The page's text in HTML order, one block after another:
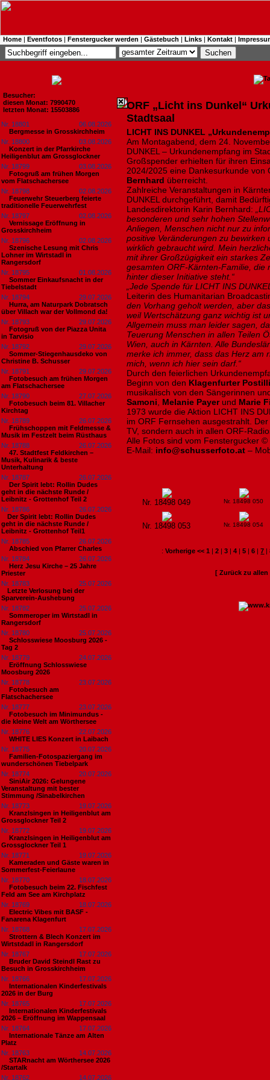
Home | Eventfotos | Fenstergucker werden | Gästebuch | Links | Kontakt |
Besucher:
diesen Monat: 7990470
letzten Monat: 15503886
Nr. 18801
06.08.2026
Bergmesse in Grosskirchheim
Nr. 18800
03.08.2026
Konzert in der Pfarrkirche
Heiligenblut am Grossglockner
Nr. 18799
03.08.2026
Fotogruß am frühen Morgen
vom Flatschachersee
Nr. 18798
02.08.2026
Feuerwehr Steuerberg feierte
traditionelle Feuerwehrfest
Nr. 18797
02.08.2026
Vernissage Eröffnung in
Grosskirchheim
Nr. 18796
02.08.2026
Szenische Lesung mit Chris
Lohner im Wirtstadl in
Rangersdorf
Nr. 18795
01.08.2026
Sommer Einkaufsnacht in der
Tiebelstadt
Nr. 18794
29.07.2026
Hurra, am Naturpark Dobratsch
über Villach war der Vollmond da!
Nr. 18793
29.07.2026
Fotogruß von der Piazza Unita
in Tarvisio
Nr. 18792
29.07.2026
Sommer-Stiegenhausdeko von
Christine B. Schusser
Nr. 18791
29.07.2026
Fotobesuch am frühen Morgen
am Flatschachersee
Nr. 18790
27.07.2026
Fotobesuch beim 81. Villacher
Kirchtag
Nr. 18789
26.07.2026
Frühschoppen mit Feldmesse &
Musik im Festzelt beim Rüsthaus
Nr. 18788
26.07.2026
47. Stadtfest Feldkirchen –
Musik, Kulinarik & beste
Unterhaltung
Nr. 18787
26.07.2026
Der Spirit lebt: Rollin Dudes
geht in die nächste Runde /
Leibnitz - Grottenhof Teil 2
Nr. 18786
26.07.2026
​Der Spirit lebt: Rollin Dudes
geht in die nächste Runde /
Leibnitz - Grottenhof Teil1
Nr. 18785
26.07.2026
Abschied von Pfarrer Charles
Nr. 18784
26.07.2026
Herz Jesu Kirche – 25 Jahre
Priester
Nr. 18783
25.07.2026
​Letzte Verlosung bei der
Sparverein-Aushebung
Nr. 18782
25.07.2026
Sommeroper im Wirtstadl in
Rangersdorf
Nr. 18780
25.07.2026
Schlosswiese Moosburg 2026 -
Tag 2
Nr. 18779
24.07.2026
Eröffnung Schlosswiese
Moosburg 2026
Nr. 18778
23.07.2026
Fotobesuch am
Flatschachersee
Nr. 18777
23.07.2026
Fotobesuch im Minimundus -
die kleine Welt am Wörthersee
Nr. 18776
22.07.2026
WHITE LIES Konzert in Laibach
Nr. 18775
20.07.2026
Familien-Fotospaziergang im
wunderschönen Tiebelpark
Nr. 18774
20.07.2026
SiniAir 2026: Gelungene
Veranstaltung mit bester
Stimmung /Sinabelkirchen
Nr. 18773
19.07.2026
Kranzlsingen in Heiligenblut am
Grossglockner Teil 2
Nr. 18772
19.07.2026
Kranzlsingen in Heiligenblut am
Grossglockner Teil 1
Nr. 18771
19.07.2026
Kameraden und Gäste waren in
Sommerfest-Feierlaune
Nr. 18770
18.07.2026
Fotobesuch beim 22. Fischfest
Feld am See am Kirchplatz
Nr. 18769
18.07.2026
Electric Vibes mit BASF -
Fanarena Klagenfurt
Nr. 18768
17.07.2026
Strottern & Blech Konzert im
Wirtstdadl in Rangersdorf
Nr. 18767
17.07.2026
Bruder David Steindl Rast zu
Besuch in Grosskirchheim
Nr. 18766
17.07.2026
Internationalen Kinderfestivals
2026 in der Burg
Nr. 18765
17.07.2026
Internationalen Kinderfestivals
2026 – Eröffnung im Wappensaal
Nr. 18764
17.07.2026
Internationale Tänze am Alten
Platz
Nr. 18763
14.07.2026
STARnacht am Wörthersee 2026
/Startalk
Nr. 18762
14.07.2026
ORF „Licht ins Dunkel“
Stadtsaal
LICHT INS DUNKEL
Am Montagabend, dem 24.
DUNKEL – Urkundenempfang im
Großspender erhielten für ihren
2024/2025 eine Dankesurkunde
Bernhard überreicht.
Zahlreiche Veranstaltungen in
DUNKEL durchgeführt, damit
Landesdirektorin Karin Bernhard:
besonderen und sehr hohen
Anliegen, Menschen nicht nur zu
positive Veränderungen zu
wirklich gebraucht wird. Mein
mit ihrer Großzügigkeit ein starkes
gesamten ORF-Kärnten-Familie, die
hinter dieser Initiative steht.“
„Jede Spende für LICHT INS
Leiterin des Humanitarian
den Vorhang geholt werden, aber
weil Wertschätzung ganz wichtig ist
Allgemein muss man leider sagen,
Teuerung Menschen in allen Teilen
Wien, auch in Kärnten. Alle
merke ich immer, dass das Herz am
mich, wenn ich hier sein darf.“
Durch den feierlichen
Beginn von den Klagenfurter
musikalisch von den Sängerinnen
Samoni
Melanie Payerund Marie
1973 wurde die Aktion LICHT INS
im ORF Fernsehen ausgestrahlt.
TV, sondern auch in allen ORF-
Alle Fotos sind vom Fenstergucker ©
E-Mail: info@schusserfoto.at –
Nr. 18498 049 Nr. 18498 050
Nr. 18498 053 Nr. 18498 054
:Vorherige <<1 |2 |3 |4 |5 |6 |7 |
[ Zurück zu